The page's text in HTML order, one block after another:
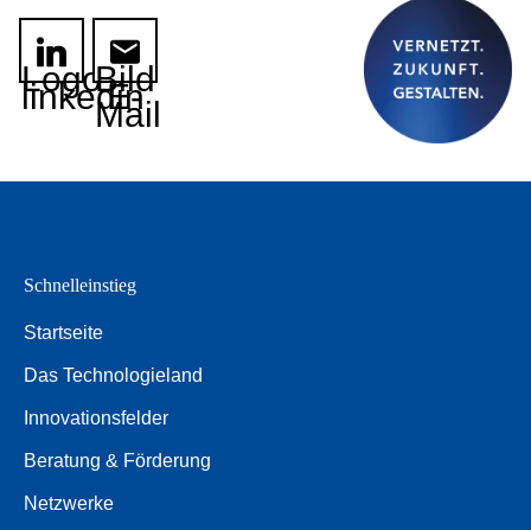
Logo
linkedin
Bild
E-
Mail
Schnelleinstieg
Startseite
Das Technologieland
Innovationsfelder
Beratung & Förderung
Netzwerke